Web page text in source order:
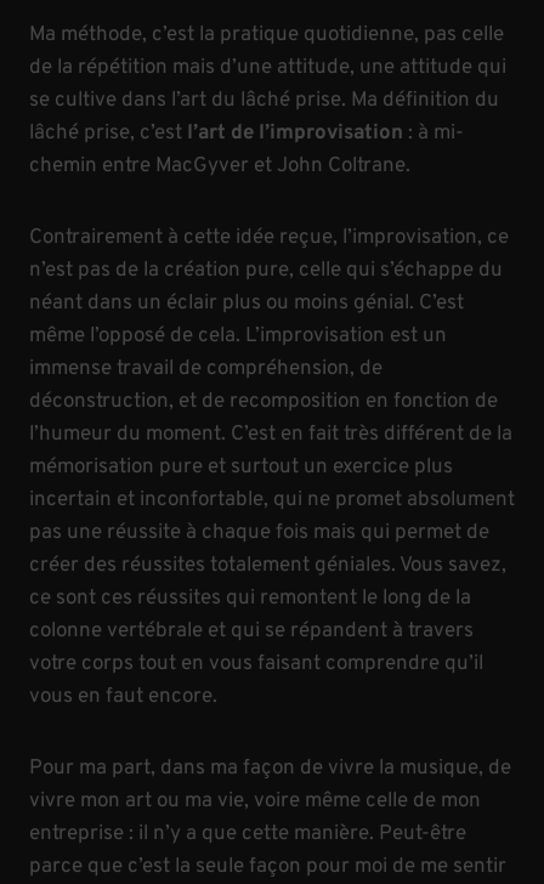
Ma méthode, c’est la pratique quotidienne, pas celle
de la répétition mais d’une attitude, une attitude qui
se cultive dans l’art du lâché prise. Ma définition du
lâché prise, c’est l’art de l’improvisation : à mi-
chemin entre MacGyver et John Coltrane.
Contrairement à cette idée reçue, l’improvisation, ce
n’est pas de la création pure, celle qui s’échappe du
néant dans un éclair plus ou moins génial. C’est
même l’opposé de cela. L’improvisation est un
immense travail de compréhension, de
déconstruction, et de recomposition en fonction de
l’humeur du moment. C’est en fait très différent de la
mémorisation pure et surtout un exercice plus
incertain et inconfortable, qui ne promet absolument
pas une réussite à chaque fois mais qui permet de
créer des réussites totalement géniales. Vous savez,
ce sont ces réussites qui remontent le long de la
colonne vertébrale et qui se répandent à travers
votre corps tout en vous faisant comprendre qu’il
vous en faut encore.
Pour ma part, dans ma façon de vivre la musique, de
vivre mon art ou ma vie, voire même celle de mon
entreprise : il n’y a que cette manière. Peut-être
parce que c’est la seule façon pour moi de me sentir